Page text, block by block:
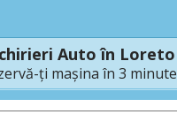
Auto în Loreto
ți mașina în 3 minute